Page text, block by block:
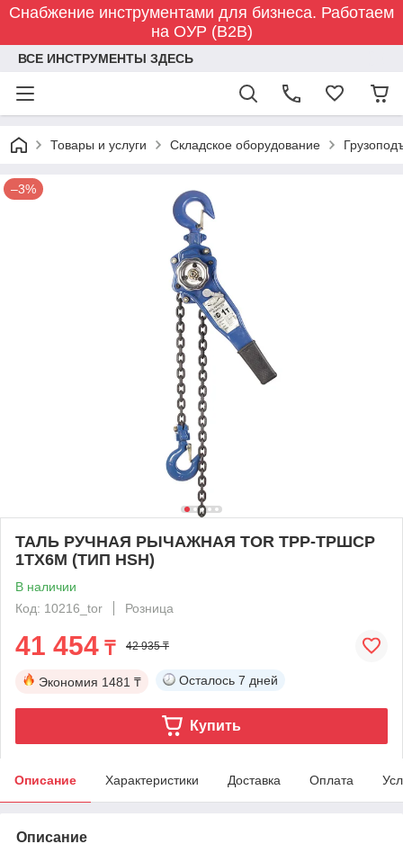
Снабжение инструментами для бизнеса. Работаем
на ОУР (B2B)
ВСЕ ИНСТРУМЕНТЫ ЗДЕСЬ
Товары и услуги Складское оборудование
–3%
ТАЛЬ РУЧНАЯ РЫЧАЖНАЯ TOR ТРР-ТРШСР
1ТХ6М (ТИП HSH)
В наличии
Код: 10216_tor
Розница
41 454 ₸ 42 935 ₸
Экономия 1481 ₸ Осталось 7 дней
Купить
Описание Характеристики Доставка Оплата
Описание